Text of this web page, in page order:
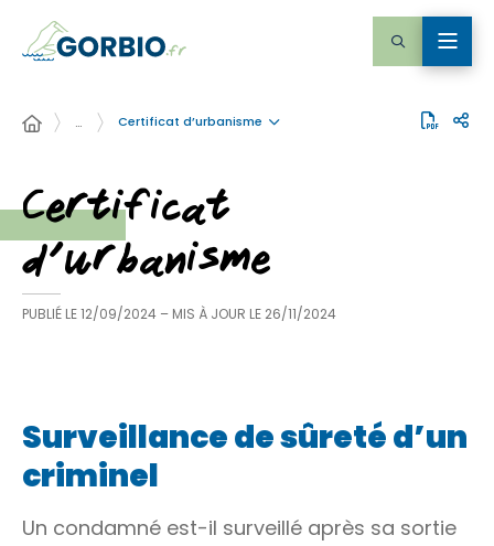
… Certificat d’urbanisme
Certificat
d’urbanisme
PUBLIÉ LE12/09/2024 – MIS À JOUR LE 26/11/2024
Surveillance de sûreté d’un
criminel
Un condamné est-il surveillé après sa sortie